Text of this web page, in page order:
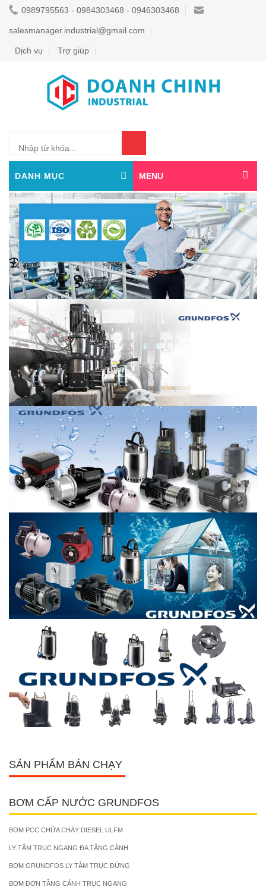
0989795563 - 0984303468 - 0946303468
salesmanager.industrial@gmail.com
Dịch vụ Trợ giúp
DANH MỤC MENU
SẢN PHẨM BÁN CHẠY
BƠM CẤP NƯỚC GRUNDFOS
BƠM PCC CHỮA CHÁY DIESEL ULFM
LY TÂM TRỤC NGANG ĐA TẦNG CÁNH
BƠM GRUNDFOS LY TÂM TRỤC ĐỨNG
BƠM ĐƠN TẦNG CÁNH TRỤC NGANG